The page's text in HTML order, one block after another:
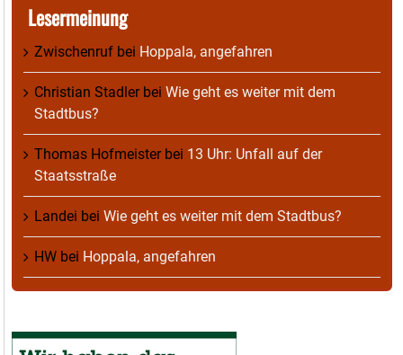
Lesermeinung
Zwischenruf bei Hoppala, angefahren
Christian Stadlerbei Wie geht es weiter mit dem
Stadtbus?
Thomas Hofmeisterbei 13 Uhr: Unfall auf der
Staatsstraße
Landei bei Wie geht es weiter mit dem Stadtbus?
HW bei Hoppala, angefahren